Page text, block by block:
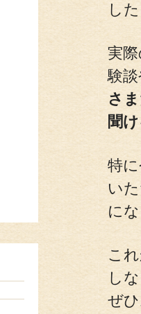
し
実
験
さ
聞
特
い
に
こ
し
ぜ